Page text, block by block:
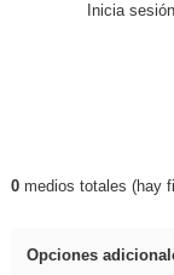
Inicia
Resultados
0medios totales (hay
Opciones